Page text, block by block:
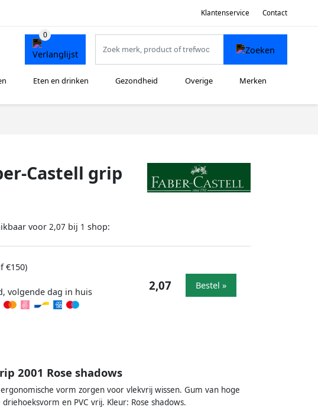
Klantenservice Contact
Eten en drinken Gezondheid Overige Merken
Castell grip
voor 2,07 bij 1 shop:
€150)
volgende dag in huis
2,07 Bestel »
2001 Rose shadows
vorm zorgen voor vlekvrij wissen. Gum van hoge
en PVC vrij. Kleur: Rose shadows.